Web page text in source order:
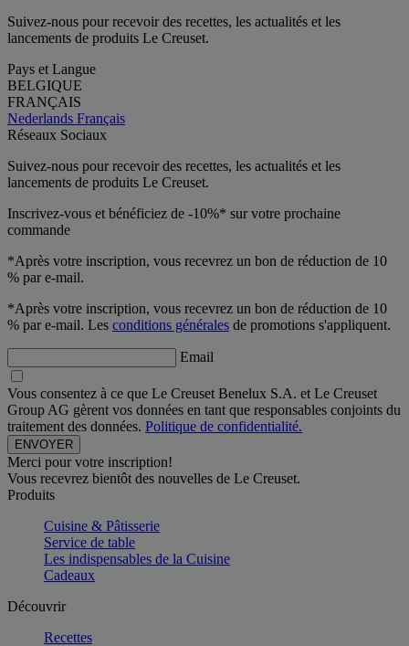
Suivez-nous pour recevoir des recettes, les actualités et les
lancements de produits Le Creuset.
Pays et Langue
BELGIQUE
FRANÇAIS
Nederlands Français
Réseaux Sociaux
Suivez-nous pour recevoir des recettes, les actualités et les
lancements de produits Le Creuset.
Inscrivez-vous et bénéficiez de -10%* sur votre prochaine
commande
*Après votre inscription, vous recevrez un bon de réduction de 10
% par e-mail.
*Après votre inscription, vous recevrez un bon de réduction de 10
% par e-mail. Les conditions générales de promotions s'appliquent.
Email
Vous consentez à ce que Le Creuset Benelux S.A. et Le Creuset
Group AG gèrent vos données en tant que responsables conjoints du
traitement des données. Politique de confidentialité.
Merci pour votre inscription!
Vous recevrez bientôt des nouvelles de Le Creuset.
Produits
Cuisine & Pâtisserie
Service de table
Les indispensables de la Cuisine
Cadeaux
Découvrir
Recettes